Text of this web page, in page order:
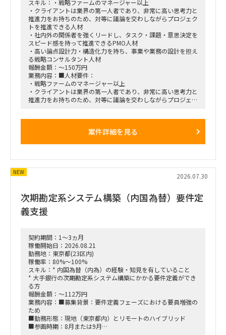
スキル：・戦略ファームのマネージャー以上
・クライアントは業界の第一人者であり、非常に高い思考力と
推進力をお持ちのため、対等に議論を交わしながらプロジェク
トを推進できる人材
・社内外の関係者を強くリードし、タスク・課題・意思決定を
スピード感を持って推進できるPMO人材
・高い論点設計力・構造化力を持ち、事業や業務の設計を担え
る戦略コンサルタント人材
報酬金額：～150万円
業務内容：■人材要件：
・戦略ファームのマネージャー以上
・クライアントは業界の第一人者であり、非常に高い思考力と
推進力をお持ちのため、対等に議論を交わしながらプロジェク
・高い論点設計力・構造化力を持ち、事業や業務の設計を担え
案件詳細を見る
2026.07.30
NEW
次期勘定系システム構築（内国為替）要件定
義支援
契約期間：1～3ヵ月
稼働開始日：2026.08.21
勤務地：東京都(23区内)
稼働率：80%～100%
スキル：* 内国為替（内為）の経験・知見を有していること
* 大手銀行の次期勘定系システム構築にかかる要件定義ができ
る方
報酬金額：～112万円
業務内容：■募集背景：要件定義フェーズにおける要員増強の
ため
■勤務形態：現地（東京都内）とリモートのハイブリッド
■参画時期：8月または9月